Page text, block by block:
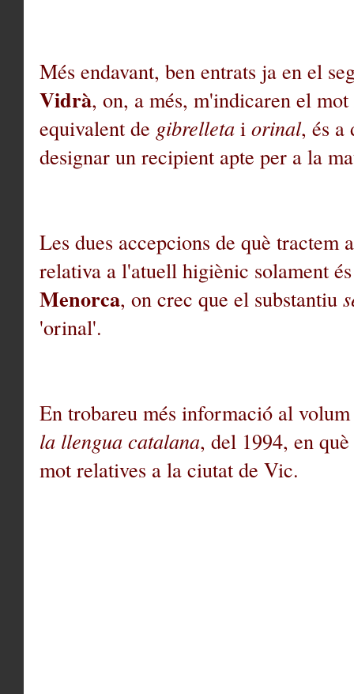
Més endavant, ben entrats ja en el
Vidrà, on, a més, m'indicaren el mot
equivalent de gibrelleta i orinal, és a
designar un recipient apte per a la
Les dues accepcions de què
relativa a l'atuell higiènic solament
Menorca, on crec que el substantiu
'orinal'.
En trobareu més informació al
la llengua catalana, del 1994, en
mot relatives a la ciutat de Vic.